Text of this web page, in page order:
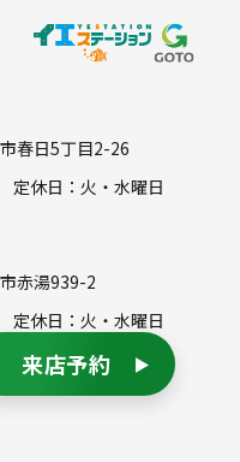
山形不動産ナビ
春日5丁目2-26
休日：火・水曜日
赤湯939-2
休日：火・水曜日
来店予約